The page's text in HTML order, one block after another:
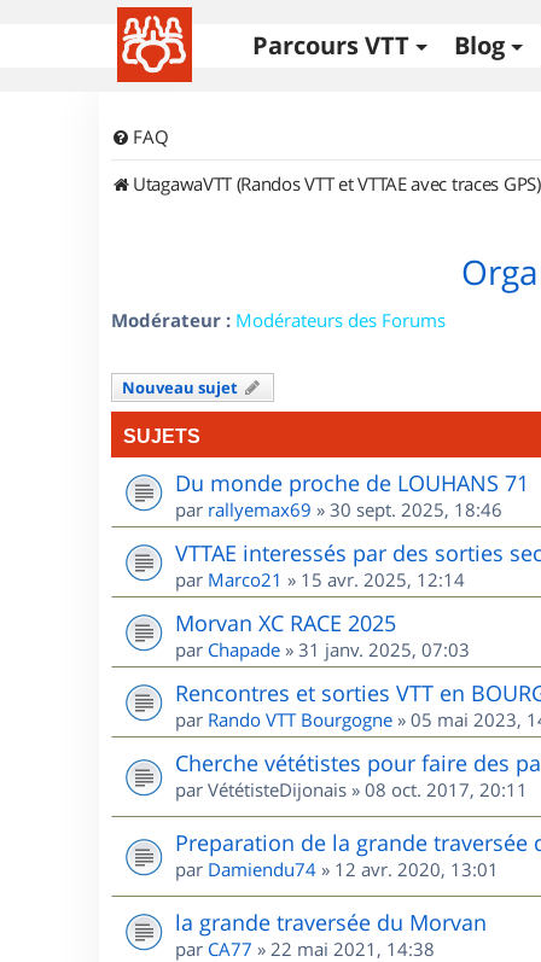
Parcours VTT Blog
FAQ
UtagawaVTT (Randos VTT et VTTAE avec traces GPS)
Modérateur : Modérateurs des Forums
Nouveau sujet
SUJETS
Du monde proche de LOUHANS 71
par rallyemax69 » 30 sept. 2025, 18:46
VTTAE interessés par des sorties
par Marco21 » 15 avr. 2025, 12:14
Morvan XC RACE 2025
par Chapade » 31 janv. 2025, 07:03
Rencontres et sorties VTT en
par Rando VTT Bourgogne » 05 mai 2023,
Cherche vététistes pour faire des
par VététisteDijonais » 08 oct. 2017, 20:11
Preparation de la grande traversée
par Damiendu74 » 12 avr. 2020, 13:01
la grande traversée du Morvan
par CA77 » 22 mai 2021, 14:38